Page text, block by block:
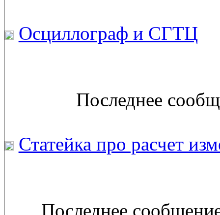
Осциллограф и СГТЦ
Последнее
Статейка про расчет
Последнее